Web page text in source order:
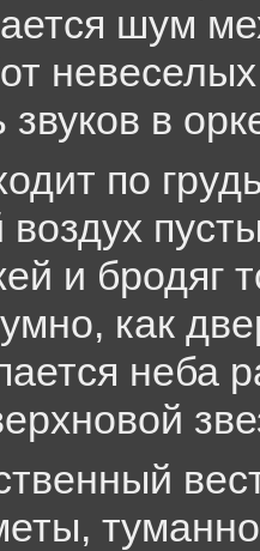
шум
в
по
и бродяг
как
неба